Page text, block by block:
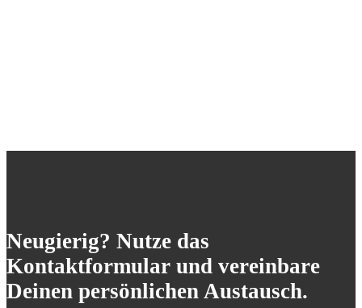
Neugierig? Nutze das
Kontaktformular und vereinbare
Deinen persönlichen Austausch.